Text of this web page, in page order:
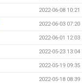
2022-06-08 10:21
2022-06-03 07:20
2022-06-01 12:03
2022-05-23 13:04
2022-05-19 09:35
2022-05-18 08:39